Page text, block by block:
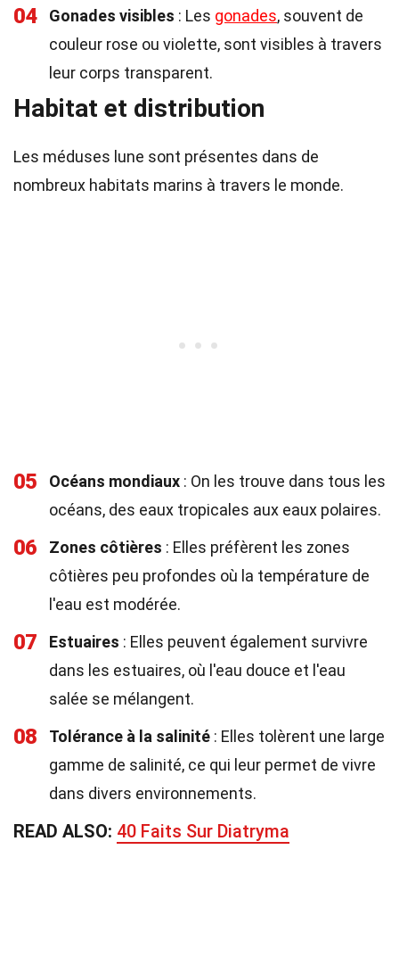
04 Gonades visibles : Les gonades, souvent de
couleur rose ou violette, sont visibles à travers
leur corps transparent.
Habitat et distribution
Les méduses lune sont présentes dans de
nombreux habitats marins à travers le monde.
05 Océans mondiaux : On les trouve dans tous les
océans, des eaux tropicales aux eaux polaires.
06 Zones côtières : Elles préfèrent les zones
côtières peu profondes où la température de
l'eau est modérée.
07 Estuaires : Elles peuvent également survivre
dans les estuaires, où l'eau douce et l'eau
salée se mélangent.
08 Tolérance à la salinité : Elles tolèrent une large
gamme de salinité, ce qui leur permet de vivre
dans divers environnements.
READ ALSO: 40 Faits Sur Diatryma